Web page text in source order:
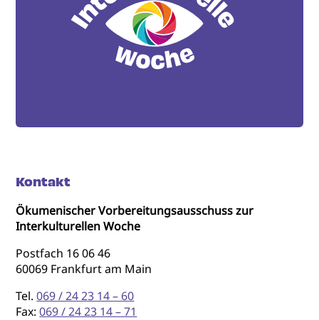
Kontakt
Ökumenischer Vorbereitungsausschuss zur
Interkulturellen Woche
Postfach 16 06 46
60069 Frankfurt am Main
Tel.069 / 24 23 14 – 60
Fax:069 / 24 23 14 – 71